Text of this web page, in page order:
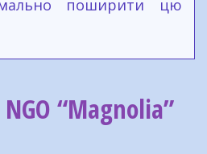
поширити цю
“Magnolia”